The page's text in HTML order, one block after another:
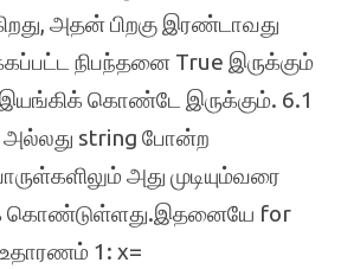
அதன் பிறகு இரண்டாவது
நிபந்தனை True இருக்கும்
கொண்டே இருக்கும். 6.1
string போன்ற
அது முடியும்வரை
கொண்டுள்ளது.இதனையே for
1: x=